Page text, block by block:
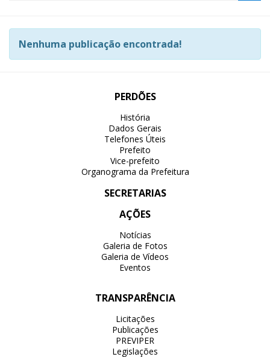
Nenhuma publicação encontrada!
PERDÕES
História
Dados Gerais
Telefones Úteis
Prefeito
Vice-prefeito
Organograma da Prefeitura
SECRETARIAS
AÇÕES
Notícias
Galeria de Fotos
Galeria de Vídeos
Eventos
TRANSPARÊNCIA
Licitações
Publicações
PREVIPER
Legislações